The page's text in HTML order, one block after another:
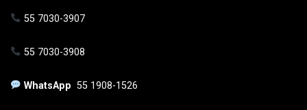
55 7030-3907
55 7030-3908
WhatsApp55 1908-1526